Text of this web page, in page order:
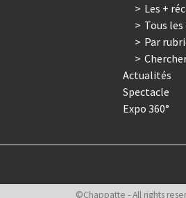
Les +
Tous les
Par
Actualités
Spectacle
Expo 360°
©Chappatte - All rights